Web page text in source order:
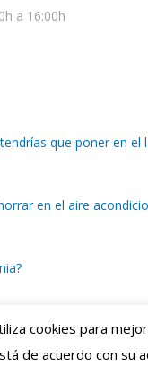
a 16:00h
que poner en el
en el aire
cookies para
de acuerdo con su